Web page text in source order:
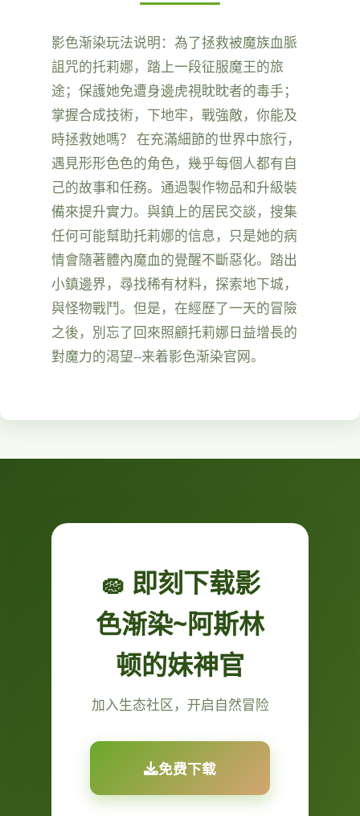
影色渐染玩法说明：為了拯救被魔族血脈
詛咒的托莉娜，踏上一段征服魔王的旅
途；保護她免遭身邊虎視眈眈者的毒手；
掌握合成技術，下地牢，戰強敵，你能及
時拯救她嗎？ 在充滿細節的世界中旅行，
遇見形形色色的角色，幾乎每個人都有自
己的故事和任務。通過製作物品和升級裝
備來提升實力。與鎮上的居民交談，搜集
任何可能幫助托莉娜的信息，只是她的病
情會隨著體內魔血的覺醒不斷惡化。踏出
小鎮邊界，尋找稀有材料，探索地下城，
與怪物戰鬥。但是，在經歷了一天的冒險
之後，別忘了回來照顧托莉娜日益增長的
對魔力的渴望--来着影色渐染官网。
🧽 即刻下载影
色渐染~阿斯林
顿的妹神官
加入生态社区，开启自然冒险
免费下载